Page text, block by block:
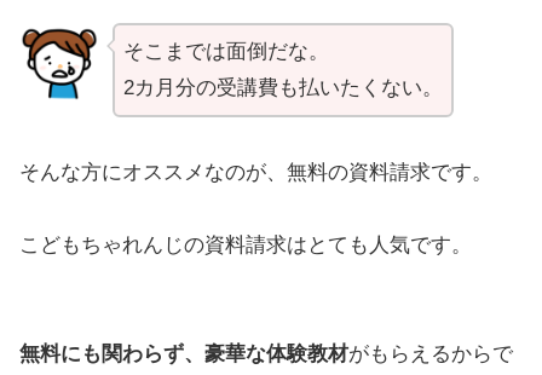
そこまでは面倒だな。
2カ月分の受講費も払いたくない。
そんな方にオススメなのが、無料の資料請求です。
こどもちゃれんじの資料請求はとても人気です。
無料にも関わらず、豪華な体験教材がもらえるからで